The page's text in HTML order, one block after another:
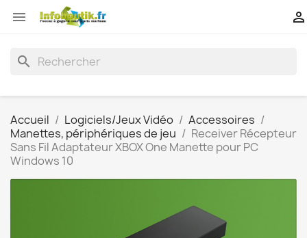
 
search
Accueil Logiciels/Jeux Vidéo
Accessoires
Manettes, périphériques de jeu
Receiver Récepteur
Sans Fil Adaptateur XBOX One Manette pour PC
Windows 10